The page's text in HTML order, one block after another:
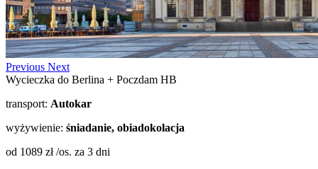
Previous Next
Wycieczka do Berlina + Poczdam HB
transport: Autokar
wyżywienie: śniadanie, obiadokolacja
od 1089 zł /os. za 3 dni